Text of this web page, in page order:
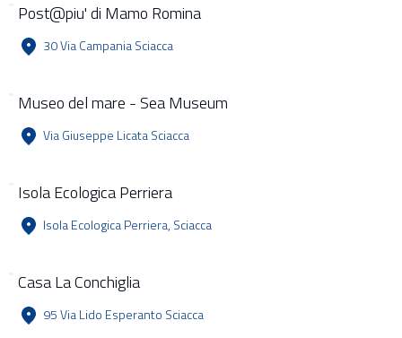
Post@piu' di Mamo Romina
30 Via Campania Sciacca
Museo del mare - Sea Museum
Via Giuseppe Licata Sciacca
Isola Ecologica Perriera
Isola Ecologica Perriera, Sciacca
Casa La Conchiglia
95 Via Lido Esperanto Sciacca